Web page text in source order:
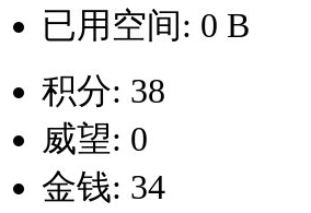
已用空间: 0 B
积分: 38
威望: 0
金钱: 34